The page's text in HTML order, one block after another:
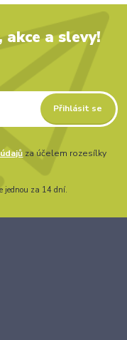
akce a slevy!
Přihlásit se
za účelem rozesílky
jednou za 14 dní.